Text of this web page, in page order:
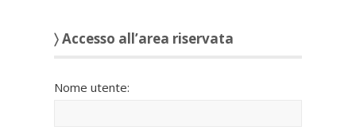
〉 Accesso all’area riservata
Nome utente: